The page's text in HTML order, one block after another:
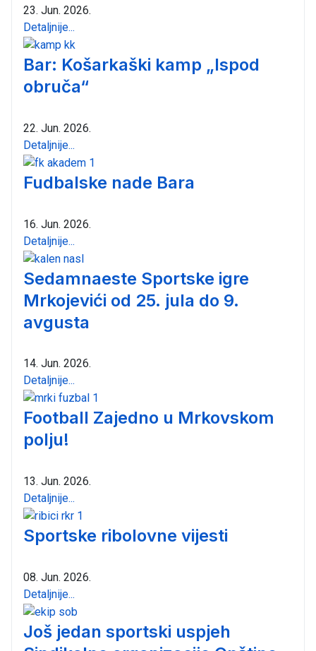
23. Jun. 2026.
Detaljnije...
Bar: Košarkaški kamp „Ispod
obruča“
22. Jun. 2026.
Detaljnije...
Fudbalske nade Bara
16. Jun. 2026.
Detaljnije...
Sedamnaeste Sportske igre
Mrkojevići od 25. jula do 9.
avgusta
14. Jun. 2026.
Detaljnije...
Football Zajedno u Mrkovskom
polju!
13. Jun. 2026.
Detaljnije...
Sportske ribolovne vijesti
08. Jun. 2026.
Detaljnije...
Još jedan sportski uspjeh